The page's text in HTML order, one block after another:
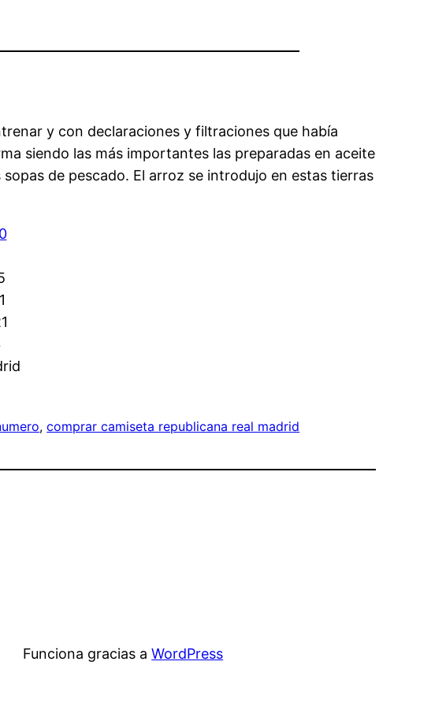
y con declaraciones y filtraciones que había
siendo las más importantes las preparadas en aceite
de pescado. El arroz se introdujo en estas tierras
, comprar camiseta republicana real madrid
Funciona gracias aWordPress